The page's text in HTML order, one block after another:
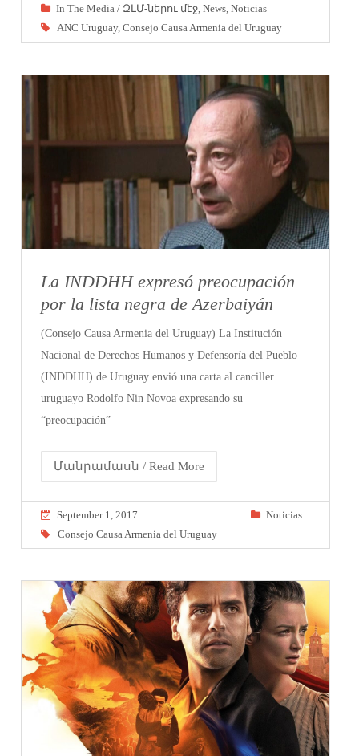
In The Media / ԶԼՄ-ներու մէջ ,News ,Noticias
ANC Uruguay,Consejo Causa Armenia del Uruguay
La INDDHH expresó preocupación
por la lista negra de Azerbaiyán
(Consejo Causa Armenia del Uruguay) La Institución
Nacional de Derechos Humanos y Defensoría del Pueblo
(INDDHH) de Uruguay envió una carta al canciller
uruguayo Rodolfo Nin Novoa expresando su
“preocupación”
Մանրամասն / Read More
September 1, 2017
Noticias
Consejo Causa Armenia del Uruguay